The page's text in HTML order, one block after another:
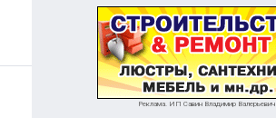
Реклама. ИП Савин Владимир Валерьевич